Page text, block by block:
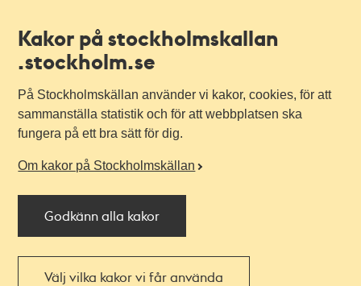
Kakor på stockholmskallan
.stockholm.se
På Stockholmskällan använder vi kakor, cookies, för att
sammanställa statistik och för att webbplatsen ska
fungera på ett bra sätt för dig.
Om kakor på Stockholmskällan
Godkänn alla kakor
Välj vilka kakor vi får använda